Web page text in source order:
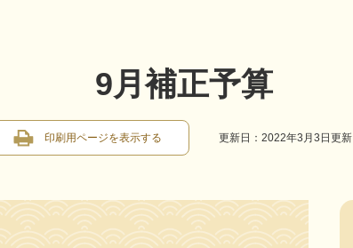
9月補正予算
印刷用ページを表示する 更新日：2022年3月3日更新